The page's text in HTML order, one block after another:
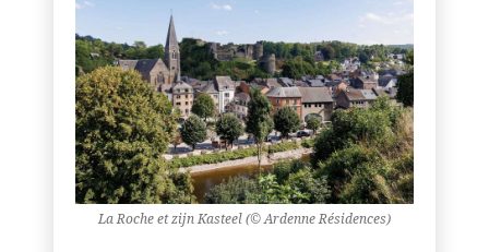
La Roche et zijn Kasteel (© Ardenne Résidences)